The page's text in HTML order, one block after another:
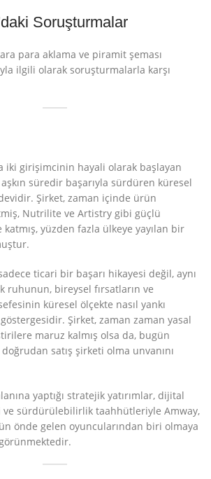
Soruşturmalar
para aklama ve piramit şeması
ilgili olarak soruşturmalarla karşı
iki girişimcinin hayali olarak başlayan
süredir başarıyla sürdüren küresel
Şirket, zaman içinde ürün
Nutrilite ve Artistry gibi güçlü
yüzden fazla ülkeye yayılan bir
ticari bir başarı hikayesi değil, aynı
ruhunun, bireysel fırsatların ve
küresel ölçekte nasıl yankı
Şirket, zaman zaman yasal
maruz kalmış olsa da, bugün
satış şirketi olma unvanını
yaptığı stratejik yatırımlar, dijital
sürdürülebilirlik taahhütleriyle Amway,
önde gelen oyuncularından biri olmaya